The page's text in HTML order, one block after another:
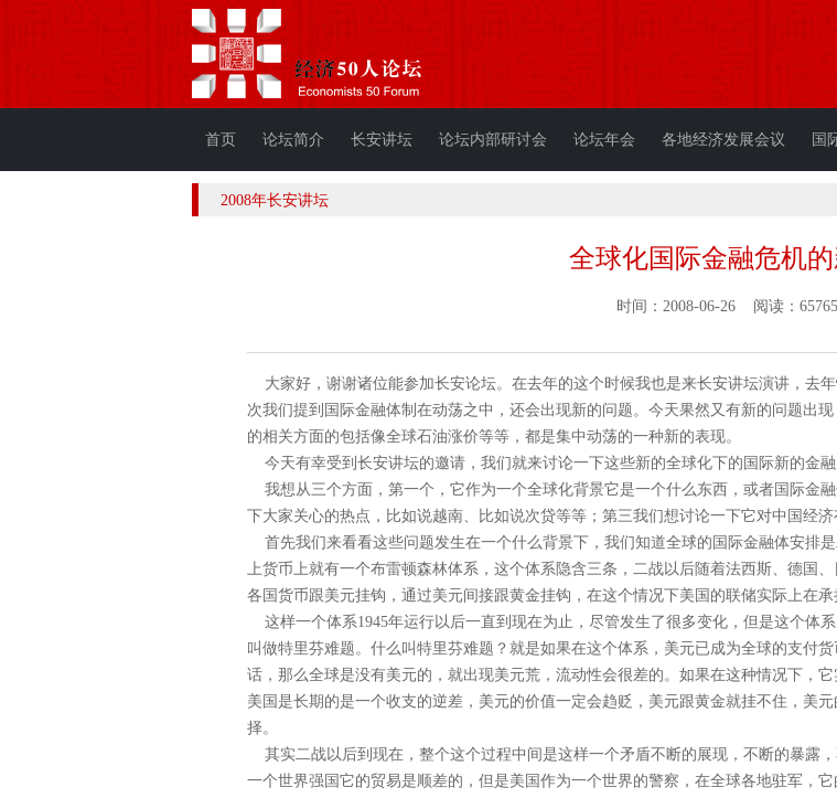
首页 论坛简介 长安讲坛 论坛内部研讨会 论坛年会 各地经济发展会议 国
2008年长安讲坛
全球化国际金融危机
时间：2008-06-26 阅读：
大家好，谢谢诸位能参加长安论坛。在去年的这个时候我也是来长安讲坛演讲，去
次我们提到国际金融体制在动荡之中，还会出现新的问题。今天果然又有新的问题出
的相关方面的包括像全球石油涨价等等，都是集中动荡的一种新的表现。
今天有幸受到长安讲坛的邀请，我们就来讨论一下这些新的全球化下的国际新的金融
我想从三个方面，第一个，它作为一个全球化背景它是一个什么东西，或者国际金
下大家关心的热点，比如说越南、比如说次贷等等；第三我们想讨论一下它对中国经济
首先我们来看看这些问题发生在一个什么背景下，我们知道全球的国际金融体安排
上货币上就有一个布雷顿森林体系，这个体系隐含三条，二战以后随着法西斯、德国
各国货币跟美元挂钩，通过美元间接跟黄金挂钩，在这个情况下美国的联储实际上在承
这样一个体系1945年运行以后一直到现在为止，尽管发生了很多变化，但是这个体
叫做特里芬难题。什么叫特里芬难题？就是如果在这个体系，美元已成为全球的支付
话，那么全球是没有美元的，就出现美元荒，流动性会很差的。如果在这种情况下，
美国是长期的是一个收支的逆差，美元的价值一定会趋贬，美元跟黄金就挂不住，美
择。
其实二战以后到现在，整个这个过程中间是这样一个矛盾不断的展现，不断的暴露
一个世界强国它的贸易是顺差的，但是美国作为一个世界的警察，在全球各地驻军，